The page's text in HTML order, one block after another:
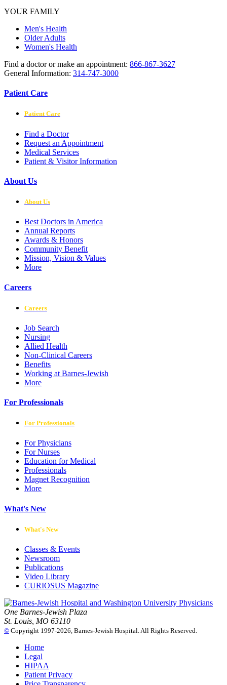
YOUR FAMILY
Men's Health
Older Adults
Women's Health
Find a doctor or make an appointment: 866-867-3627
General Information: 314-747-3000
Patient Care
Patient Care
Find a Doctor
Request an Appointment
Medical Services
Patient & Visitor Information
About Us
About Us
Best Doctors in America
Annual Reports
Awards & Honors
Community Benefit
Mission, Vision & Values
More
Careers
Careers
Job Search
Nursing
Allied Health
Non-Clinical Careers
Benefits
Working at Barnes-Jewish
More
For Professionals
For Professionals
For Physicians
For Nurses
Education for Medical
Professionals
Magnet Recognition
More
What's New
What's New
Classes & Events
Newsroom
Publications
Video Library
CURIOSUS Magazine
One Barnes-Jewish Plaza
St. Louis, MO 63110
© Copyright 1997-2026, Barnes-Jewish Hospital. All Rights Reserved.
Home
Legal
HIPAA
Patient Privacy